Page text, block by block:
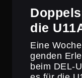
die
Eine
genden
beim DEL-